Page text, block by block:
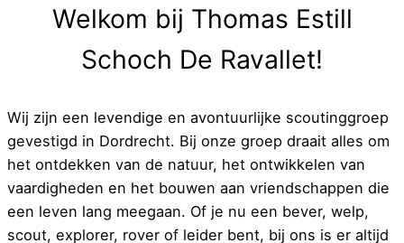
Welkom bij Thomas Estill
Schoch De Ravallet!
Wij zijn een levendige en avontuurlijke scoutinggroep
gevestigd in Dordrecht. Bij onze groep draait alles om
het ontdekken van de natuur, het ontwikkelen van
vaardigheden en het bouwen aan vriendschappen die
een leven lang meegaan. Of je nu een bever, welp,
scout, explorer, rover of leider bent, bij ons is er altijd